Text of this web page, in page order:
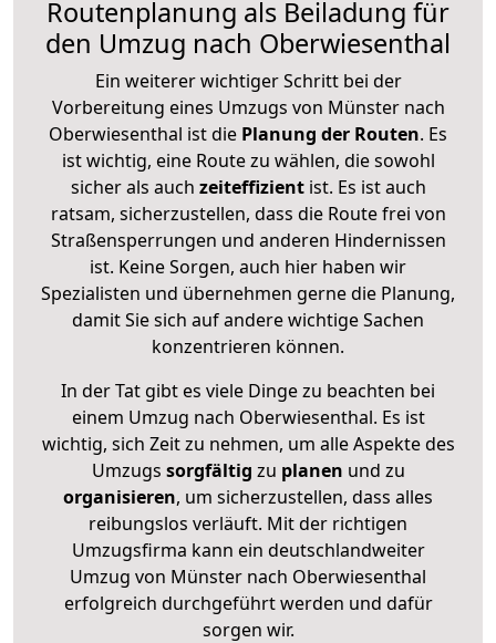
Routenplanung als Beiladung für
den Umzug nach Oberwiesenthal
Ein weiterer wichtiger Schritt bei der
Vorbereitung eines Umzugs von Münster nach
Oberwiesenthal ist die Planung der Routen. Es
ist wichtig, eine Route zu wählen, die sowohl
sicher als auch zeiteffizientist. Es ist auch
ratsam, sicherzustellen, dass die Route frei von
Straßensperrungen und anderen Hindernissen
ist. Keine Sorgen, auch hier haben wir
Spezialisten und übernehmen gerne die Planung,
damit Sie sich auf andere wichtige Sachen
konzentrieren können.
In der Tat gibt es viele Dinge zu beachten bei
einem Umzug nach Oberwiesenthal. Es ist
wichtig, sich Zeit zu nehmen, um alle Aspekte des
Umzugs sorgfältig zu planen und zu
organisieren, um sicherzustellen, dass alles
reibungslos verläuft. Mit der richtigen
Umzugsfirma kann ein deutschlandweiter
Umzug von Münster nach Oberwiesenthal
erfolgreich durchgeführt werden und dafür
sorgen wir.